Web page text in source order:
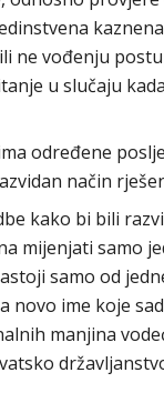
ne vođenju
u slučaju
određene
način
kako bi bili
mijenjati samo
samo od
novo ime koje
manjina